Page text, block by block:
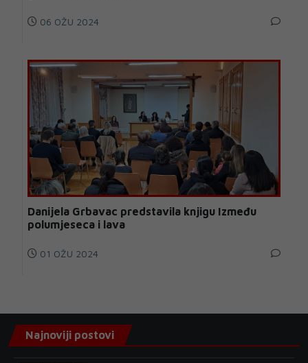
06 OŽU 2024
Danijela Grbavac predstavila knjigu Između
polumjeseca i lava
01 OŽU 2024
Najnoviji postovi